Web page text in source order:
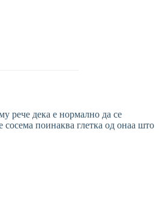
рече дека е нормално да се
сосема поинаква глетка од онаа што